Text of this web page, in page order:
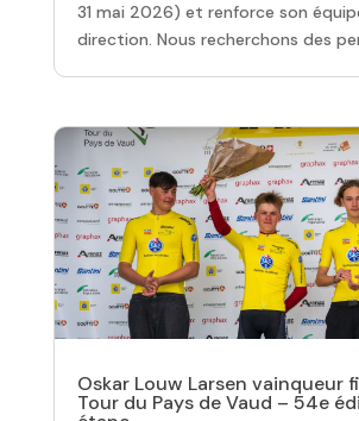
31 mai 2026) et renforce son
direction. Nous recherchons des
Oskar Louw Larsen vainqueur
Tour du Pays de Vaud – 54e